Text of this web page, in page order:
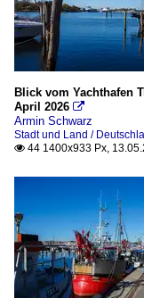
Blick vom Yachthafen
April 2026 
Armin Schwarz
Stadt und Land /
 44 1400x933 Px,